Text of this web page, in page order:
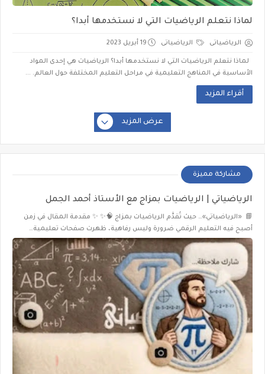
لماذا نتعلم الرياضيات التي لا نستخدمها أبدا؟
الرياضياتى الرياضياتى 19 أبريل 2023
لماذا نتعلم الرياضيات التي لا نستخدمها أبدا؟ الرياضيات هي إحدى المواد
الأساسية في المناهج التعليمية في مراحل التعليم المختلفة حول العالم. ...
أقراء المزيد
عرض المزيد
مشاركة مميزة
الرياضياتي | الرياضيات بمزاج مع الأستاذ أحمد الجمل
📘 «الرياضياتي»… حيث تُقدَّم الرياضيات بمزاج 🧠✨ ✨ مقدمة المقال في زمن
أصبح فيه التعليم الرقمي ضرورة وليس رفاهية، ظهرت صفحات تعليمية…